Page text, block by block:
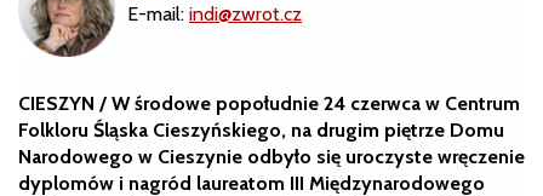
E-mail: indi@zwrot.cz
CIESZYN / W środowe popołudnie 24 czerwca w Centrum
Folkloru Śląska Cieszyńskiego, na drugim piętrze Domu
Narodowego w Cieszynie odbyło się uroczyste wręczenie
dyplomów i nagród laureatom III Międzynarodowego